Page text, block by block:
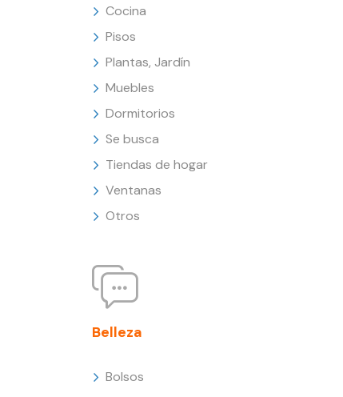
Cocina
Pisos
Plantas, Jardín
Muebles
Dormitorios
Se busca
Tiendas de hogar
Ventanas
Otros
Belleza
Bolsos